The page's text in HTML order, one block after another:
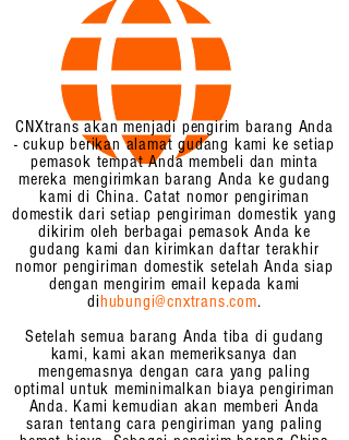
CNXtrans akan menjadi pengirim barang Anda
- cukup berikan alamat gudang kami ke setiap
pemasok tempat Anda membeli dan minta
mereka mengirimkan barang Anda ke gudang
kami di China. Catat nomor pengiriman
domestik dari setiap pengiriman domestik yang
dikirim oleh berbagai pemasok Anda ke
gudang kami dan kirimkan daftar terakhir
nomor pengiriman domestik setelah Anda siap
dengan mengirim email kepada kami
dihubungi@cnxtrans.com.
Setelah semua barang Anda tiba di gudang
kami, kami akan memeriksanya dan
mengemasnya dengan cara yang paling
optimal untuk meminimalkan biaya pengiriman
Anda. Kami kemudian akan memberi Anda
saran tentang cara pengiriman yang paling